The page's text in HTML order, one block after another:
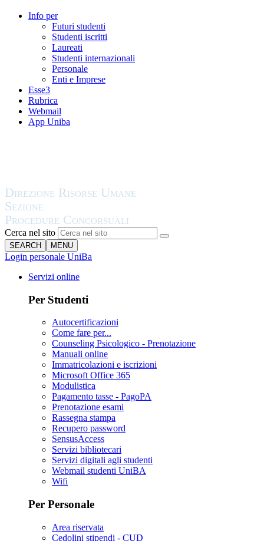
Info per
Futuri studenti
Studenti iscritti
Laureati
Studenti internazionali
Personale
Enti e Imprese
Esse3
Rubrica
Webmail
App Uniba
Cerca nel sito
SEARCH MENU
Login personale UniBa
Servizi online
Per Studenti
Autocertificazioni
Come fare per...
Counseling Psicologico - Prenotazione
Manuali online
Immatricolazioni e iscrizioni
Microsoft Office 365
Modulistica
Pagamento tasse - PagoPA
Prenotazione esami
Rassegna stampa
Recupero password
SensusAccess
Servizi bibliotecari
Servizi digitali agli studenti
Webmail studenti UniBA
Wifi
Per Personale
Area riservata
Cedolini stipendi - CUD